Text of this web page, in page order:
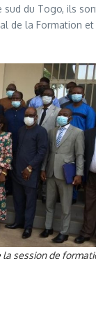
du Togo, ils
de la Formation
la session de